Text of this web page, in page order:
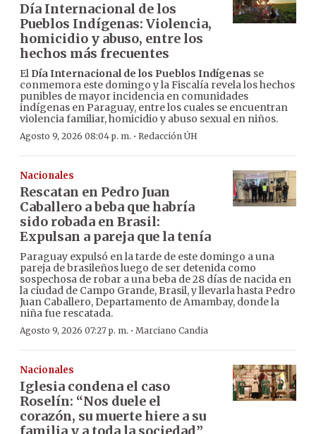
Día Internacional de los
Pueblos Indígenas: Violencia,
homicidio y abuso, entre los
hechos más frecuentes
El Día Internacional de los Pueblos Indígenas se
conmemora este domingo y la Fiscalía revela los hechos
punibles de mayor incidencia en comunidades
indígenas en Paraguay, entre los cuales se encuentran
violencia familiar, homicidio y abuso sexual en niños.
Agosto 9, 2026 08:04 p. m. · Redacción ÚH
Nacionales
Rescatan en Pedro Juan
Caballero a beba que habría
sido robada en Brasil:
Expulsan a pareja que la tenía
Paraguay expulsó en la tarde de este domingo a una
pareja de brasileños luego de ser detenida como
sospechosa de robar a una beba de 28 días de nacida en
la ciudad de Campo Grande, Brasil, y llevarla hasta Pedro
Juan Caballero, Departamento de Amambay, donde la
niña fue rescatada.
Agosto 9, 2026 07:27 p. m. · Marciano Candia
Nacionales
Iglesia condena el caso
Roselín: “Nos duele el
corazón, su muerte hiere a su